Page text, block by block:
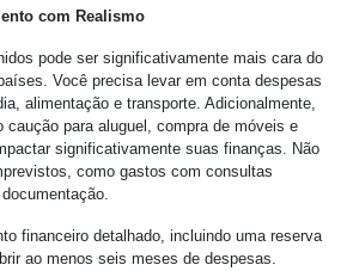
com Realismo
pode ser significativamente mais cara do
Você precisa levar em conta despesas
alimentação e transporte. Adicionalmente,
caução para aluguel, compra de móveis e
significativamente suas finanças. Não
como gastos com consultas
financeiro detalhado, incluindo uma reserva
ao menos seis meses de despesas.